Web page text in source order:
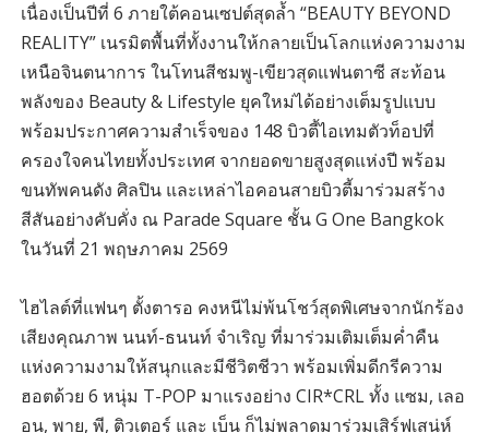
เนื่องเป็นปีที่ 6 ภายใต้คอนเซปต์สุดล้ำ “BEAUTY BEYOND
REALITY” เนรมิตพื้นที่ทั้งงานให้กลายเป็นโลกแห่งความงาม
เหนือจินตนาการ ในโทนสีชมพู-เขียวสุดแฟนตาซี สะท้อน
พลังของ Beauty & Lifestyle ยุคใหม่ได้อย่างเต็มรูปแบบ
พร้อมประกาศความสำเร็จของ 148 บิวตี้ไอเทมตัวท็อปที่
ครองใจคนไทยทั้งประเทศ จากยอดขายสูงสุดแห่งปี พร้อม
ขนทัพคนดัง ศิลปิน และเหล่าไอคอนสายบิวตี้มาร่วมสร้าง
สีสันอย่างคับคั่ง ณ Parade Square ชั้น G One Bangkok
ในวันที่ 21 พฤษภาคม 2569
ไฮไลต์ที่แฟนๆ ตั้งตารอ คงหนีไม่พ้นโชว์สุดพิเศษจากนักร้อง
เสียงคุณภาพ นนท์-ธนนท์ จําเริญ ที่มาร่วมเติมเต็มค่ำคืน
แห่งความงามให้สนุกและมีชีวิตชีวา พร้อมเพิ่มดีกรีความ
ฮอตด้วย 6 หนุ่ม T-POP มาแรงอย่าง CIR*CRL ทั้ง แซม, เลอ
อน, พาย, พี, ติวเตอร์ และ เบ็น ก็ไม่พลาดมาร่วมเสิร์ฟเสน่ห์